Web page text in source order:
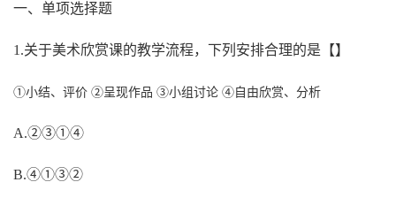
一、单项选择题
1.关于美术欣赏课的教学流程，下列安排合理的是【】
①小结、评价 ②呈现作品 ③小组讨论 ④自由欣赏、分析
A.②③①④
B.④①③②